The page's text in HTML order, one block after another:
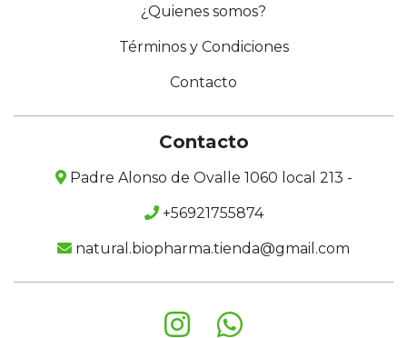
¿Quienes somos?
Términos y Condiciones
Contacto
Contacto
Padre Alonso de Ovalle 1060 local 213 -
+56921755874
natural.biopharma.tienda@gmail.com